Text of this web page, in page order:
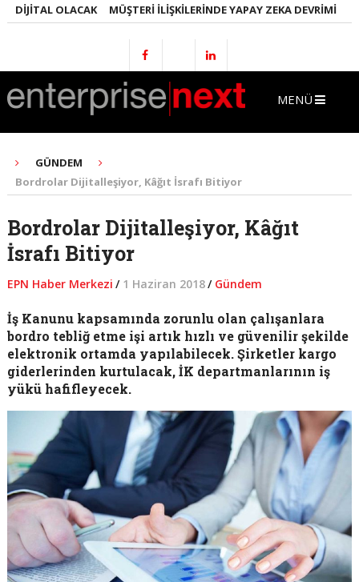
OLACAK MÜŞTERI İLIŞKILERINDE YAPAY ZEKA DEVRIMI
MENÜ
GÜNDEM
Bordrolar Dijitalleşiyor, Kâğıt İsrafı Bitiyor
Bordrolar Dijitalleşiyor, Kâğıt
İsrafı Bitiyor
EPN Haber Merkezi / 1 Haziran 2018/ Gündem
İş Kanunu kapsamında zorunlu olan çalışanlara
bordro tebliğ etme işi artık hızlı ve güvenilir şekilde
elektronik ortamda yapılabilecek. Şirketler kargo
giderlerinden kurtulacak, İK departmanlarının iş
yükü hafifleyecek.